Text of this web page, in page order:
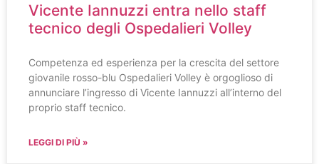
Vicente Iannuzzi entra nello staff
tecnico degli Ospedalieri Volley
Competenza ed esperienza per la crescita del settore
giovanile rosso-blu Ospedalieri Volley è orgoglioso di
annunciare l’ingresso di Vicente Iannuzzi all’interno del
proprio staff tecnico.
LEGGI DI PIÙ »